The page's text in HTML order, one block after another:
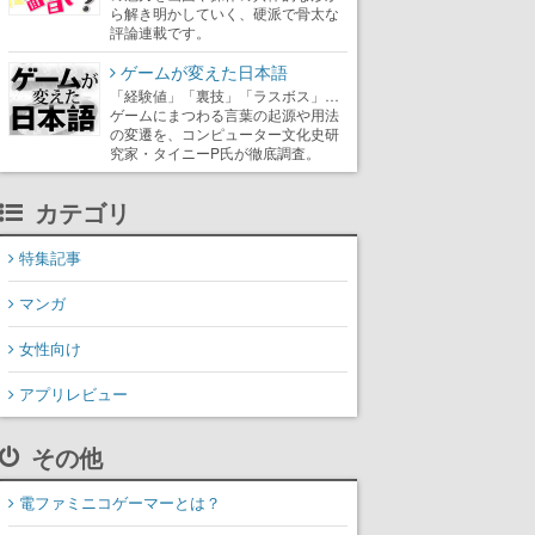
ら解き明かしていく、硬派で骨太な
評論連載です。
ゲームが変えた日本語
「経験値」「裏技」「ラスボス」…
ゲームにまつわる言葉の起源や用法
の変遷を、コンピューター文化史研
究家・タイニーP氏が徹底調査。
カテゴリ
特集記事
マンガ
女性向け
アプリレビュー
その他
電ファミニコゲーマーとは？